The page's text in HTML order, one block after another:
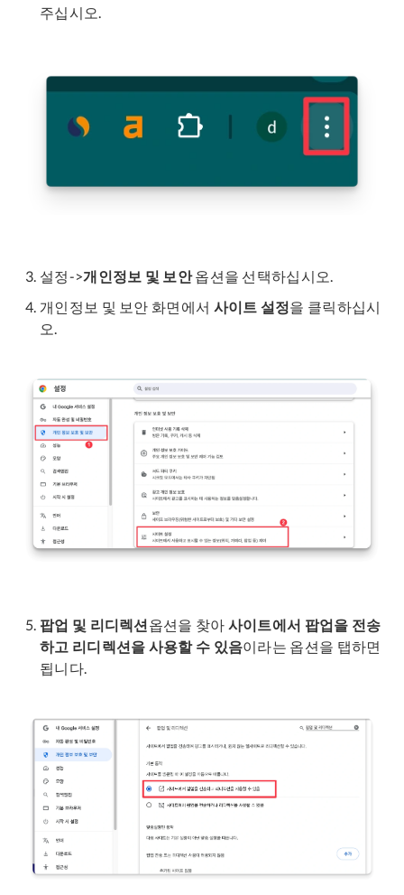
주십시오.
설정->개인정보 및 보안옵션을 선택하십시오.
개인정보 및 보안 화면에서 사이트 설정을 클릭하십시
오.
팝업 및 리디렉션 옵션을 찾아 사이트에서 팝업을 전송
하고 리디렉션을 사용할 수 있음이라는 옵션을 탭하면
됩니다.